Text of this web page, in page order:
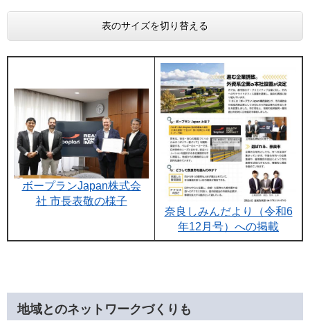
表のサイズを切り替える
ボープランJapan株式会
社 市長表敬の様子
奈良しみんだより（令和6
年12月号）への掲載
地域とのネットワークづくりも